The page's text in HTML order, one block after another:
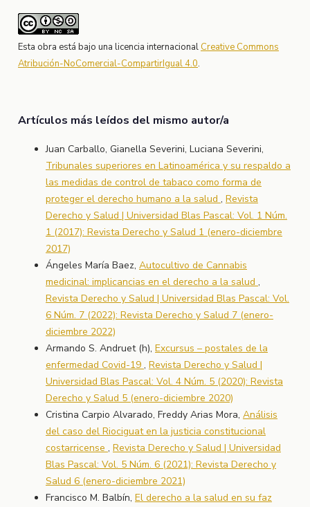
Esta obra está bajo una licencia internacional Creative Commons
Atribución-NoComercial-CompartirIgual 4.0.
Artículos más leídos del mismo autor/a
Juan Carballo, Gianella Severini, Luciana Severini,
Tribunales superiores en Latinoamérica y su respaldo a
las medidas de control de tabaco como forma de
proteger el derecho humano a la salud , Revista
Derecho y Salud | Universidad Blas Pascal: Vol. 1 Núm.
1 (2017): Revista Derecho y Salud 1 (enero-diciembre
2017)
Ángeles María Baez, Autocultivo de Cannabis
medicinal: implicancias en el derecho a la salud ,
Revista Derecho y Salud | Universidad Blas Pascal: Vol.
6 Núm. 7 (2022): Revista Derecho y Salud 7 (enero-
diciembre 2022)
Armando S. Andruet (h), Excursus – postales de la
enfermedad Covid-19 , Revista Derecho y Salud |
Universidad Blas Pascal: Vol. 4 Núm. 5 (2020): Revista
Derecho y Salud 5 (enero-diciembre 2020)
Cristina Carpio Alvarado, Freddy Arias Mora, Análisis
del caso del Riociguat en la justicia constitucional
costarricense , Revista Derecho y Salud | Universidad
Blas Pascal: Vol. 5 Núm. 6 (2021): Revista Derecho y
Salud 6 (enero-diciembre 2021)
Francisco M. Balbín, El derecho a la salud en su faz